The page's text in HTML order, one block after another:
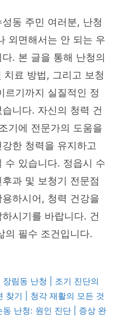
동 주민 여러분, 난청
외면해서는 안 되는 우
. 본 글을 통해 난청의
료 방법, 그리고 보청
르기까지 실질적인 정
니다. 자신의 청력 건
기에 전문가의 도움을
한 청력을 유지하고
수 있습니다. 정읍시 수
과 및 보청기 전문점
하시어, 청력 건강을
시기를 바랍니다. 건
의 필수 조건입니다.
림동 난청 | 조기 진단의
찾기 | 청각 재활의 모든 것
동 난청: 원인 진단 | 증상 완